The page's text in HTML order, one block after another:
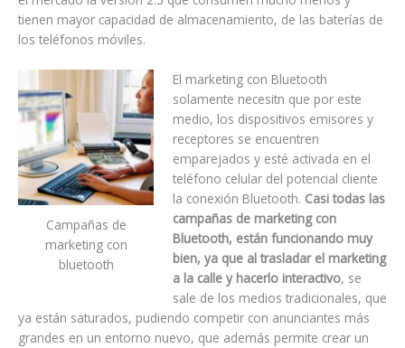
tienen mayor capacidad de almacenamiento, de las baterías de
los teléfonos móviles.
Campañas de
marketing con
bluetooth
El marketing con Bluetooth
solamente necesitn que por este
medio, los dispositivos emisores y
receptores se encuentren
emparejados y esté activada en el
teléfono celular del potencial cliente
la conexión Bluetooth. Casi todas las
campañas de marketing con
Bluetooth, están funcionando muy
bien, ya que al trasladar el marketing
a la calle y hacerlo interactivo, se
sale de los medios tradicionales, que
ya están saturados, pudiendo competir con anunciantes más
grandes en un entorno nuevo, que además permite crear un